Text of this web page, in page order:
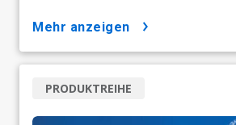
mehr anzeigen
PRODUKTREIHE